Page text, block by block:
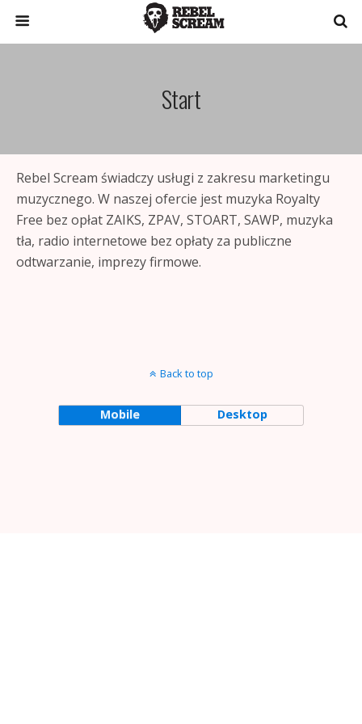
Start
Rebel Scream świadczy usługi z zakresu marketingu
muzycznego. W naszej ofercie jest muzyka Royalty
Free bez opłat ZAIKS, ZPAV, STOART, SAWP, muzyka
tła, radio internetowe bez opłaty za publiczne
odtwarzanie, imprezy firmowe.
Back to top
Mobile Desktop